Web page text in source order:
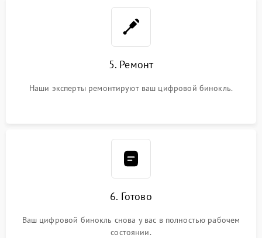
5. Ремонт
Наши эксперты ремонтируют ваш цифровой бинокль.
6. Готово
Ваш цифровой бинокль снова у вас в полностью рабочем
состоянии.